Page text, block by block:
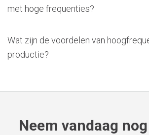
met hoge frequenties?
Wat zijn de voordelen van
productie?
Neem vandaag